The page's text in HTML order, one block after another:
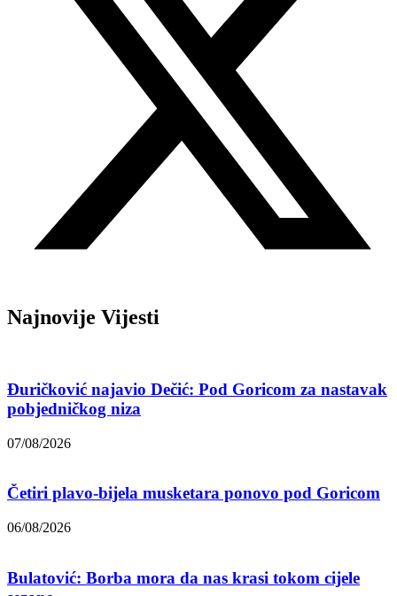
Najnovije Vijesti
Đuričković najavio Dečić: Pod Goricom za nastavak
pobjedničkog niza
07/08/2026
Četiri plavo-bijela musketara ponovo pod Goricom
06/08/2026
Bulatović: Borba mora da nas krasi tokom cijele